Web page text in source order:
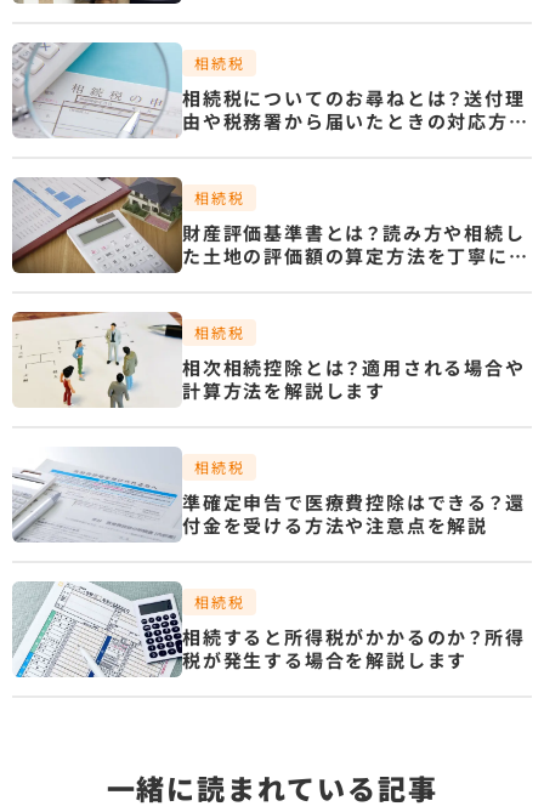
相続税
相続税についてのお尋ねとは？送付理
由や税務署から届いたときの対応方法
相続税
財産評価基準書とは？読み方や相続し
た土地の評価額の算定方法を丁寧に解
相続税
相次相続控除とは？適用される場合や
計算方法を解説します
相続税
準確定申告で医療費控除はできる？還
付金を受ける方法や注意点を解説
相続税
相続すると所得税がかかるのか？所得
税が発生する場合を解説します
一緒に読まれている記事